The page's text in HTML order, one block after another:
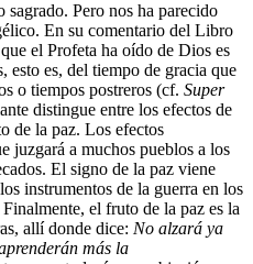
sagrado. Pero nos ha parecido
En su comentario del Libro
el Profeta ha oído de Dios es
esto es, del tiempo de gracia que
o tiempos postreros (cf. Super
distingue entre los efectos de
de la paz. Los efectos
juzgará a muchos pueblos a los
El signo de la paz viene
instrumentos de la guerra en los
el fruto de la paz es la
allí donde dice: No alzará ya
más la